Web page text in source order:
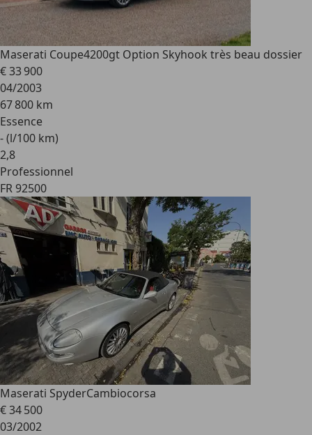
Maserati Coupe4200gt Option Skyhook très beau dossier
€ 33 900
04/2003
67 800 km
Essence
- (l/100 km)
2,8
Professionnel
FR 92500
Maserati SpyderCambiocorsa
€ 34 500
03/2002